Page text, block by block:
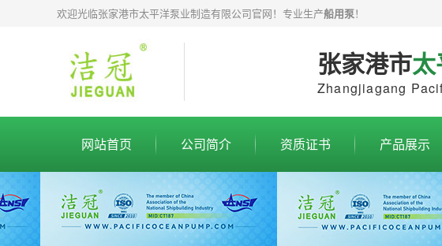
欢迎光临张家港市太平洋泵业制造有限公司官网！专业生产船用泵！
张家港市
Zhangjiagang
网站首页 公司简介 资质证书 产品展示